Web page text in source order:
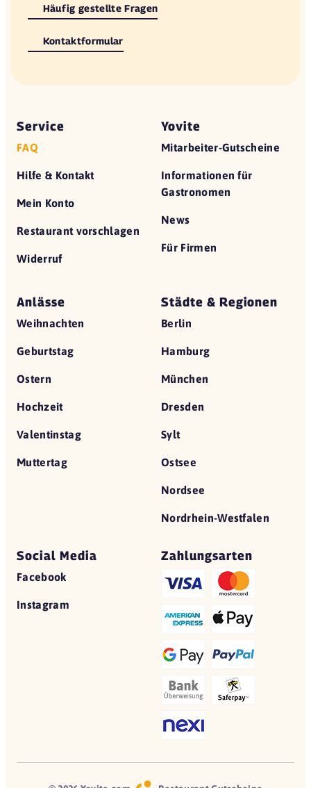
Häufig gestellte Fragen
Kontaktformular
Service
FAQ
Hilfe & Kontakt
Mein Konto
Restaurant vorschlagen
Widerruf
Yovite
Mitarbeiter-Gutscheine
Informationen für
Gastronomen
News
Für Firmen
Anlässe
Weihnachten
Geburtstag
Ostern
Hochzeit
Valentinstag
Muttertag
Städte & Regionen
Berlin
Hamburg
München
Dresden
Sylt
Ostsee
Nordsee
Nordrhein-Westfalen
Social Media
Facebook
Instagram
Zahlungsarten